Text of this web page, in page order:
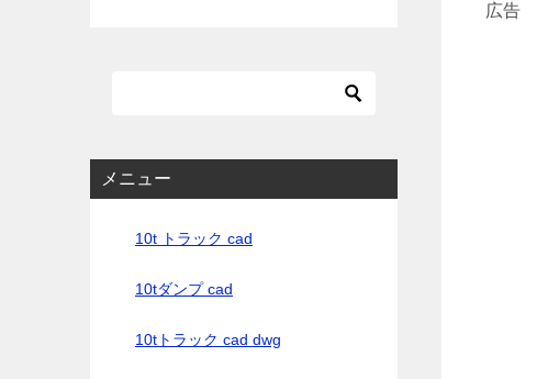
広告
メニュー
10t トラック cad
10tダンプ cad
10tトラック cad dwg